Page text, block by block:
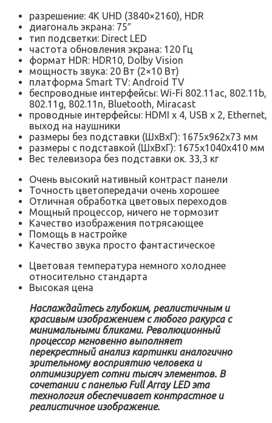
разрешение: 4K UHD (3840×2160), HDR
диагональ экрана: 75″
тип подсветки: Direct LED
частота обновления экрана: 120 Гц
формат HDR: HDR10, Dolby Vision
мощность звука: 20 Вт (2×10 Вт)
платформа Smart TV: Android TV
беспроводные интерфейсы: Wi-Fi 802.11ac, 802.11b,
802.11g, 802.11n, Bluetooth, Miracast
проводные интерфейсы: HDMI x 4, USB x 2, Ethernet,
выход на наушники
размеры без подставки (ШxВxГ): 1675x962x73 мм
размеры с подставкой (ШxВxГ): 1675x1040x410 мм
Вес телевизора без подставки ок. 33,3 кг
Очень высокий нативный контраст панели
Точность цветопередачи очень хорошее
Отличная обработка цветовых переходов
Мощный процессор, ничего не тормозит
Качество изображения потрясающее
Помощь в настройке
Качество звука просто фантастическое
Цветовая температура немного холоднее
относительно стандарта
Высокая цена
Наслаждайтесь глубоким, реалистичным и
красивым изображением с любого ракурса с
минимальными бликами. Революционный
процессор мгновенно выполняет
перекрестный анализ картинки аналогично
зрительному восприятию человека и
оптимизирует сотни тысяч элементов. В
сочетании с панелью Full Array LED эта
технология обеспечивает контрастное и
реалистичное изображение.